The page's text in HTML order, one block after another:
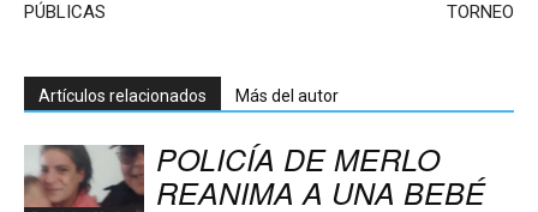
PÚBLICAS
TORNEO
Artículos relacionados Más del autor
POLICÍA DE MERLO
REANIMA A UNA BEBÉ